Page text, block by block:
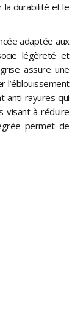
la durabilité et le
adaptée aux
légèreté et
assure une
l’éblouissement
anti-rayures qui
visant à réduire
permet de